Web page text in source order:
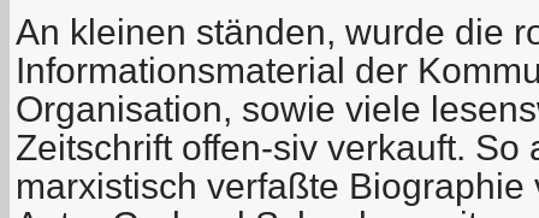
An kleinen ständen, wurde die
Informationsmaterial der
Organisation, sowie viele
Zeitschrift offen-siv verkauft. So
marxistisch verfaßte Biographie